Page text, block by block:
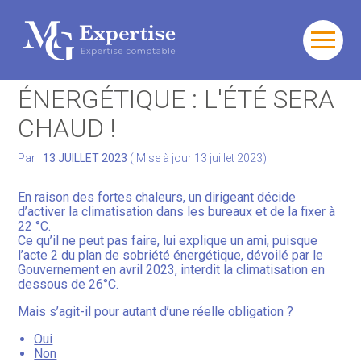
Aller
Gérer votre quotidien
Développer votre activité
Gérer votre patrimoine
Facturation Électronique
PLAN DE SOBRIÉTÉ
ÉNERGÉTIQUE : L'ÉTÉ SERA
CHAUD !
Par 13 JUILLET 2023 ( Mise à jour 13 juillet 2023)
En raison des fortes chaleurs, un dirigeant décide
d’activer la climatisation dans les bureaux et de la fixer à
22 °C.
Ce qu’il ne peut pas faire, lui explique un ami, puisque
l’acte 2 du plan de sobriété énergétique, dévoilé par le
Gouvernement en avril 2023, interdit la climatisation en
dessous de 26°C.
Mais s’agit-il pour autant d’une réelle obligation ?
Oui
Non